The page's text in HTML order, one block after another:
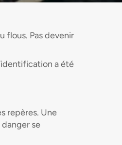
flous. Pas devenir
a été
repères. Une
se